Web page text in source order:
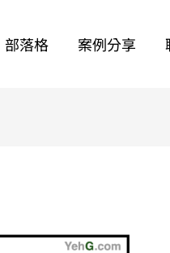
部落格 案例分享